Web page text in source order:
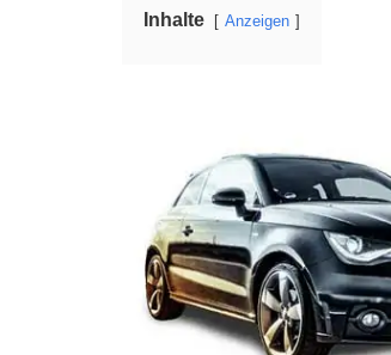
Inhalte Anzeigen